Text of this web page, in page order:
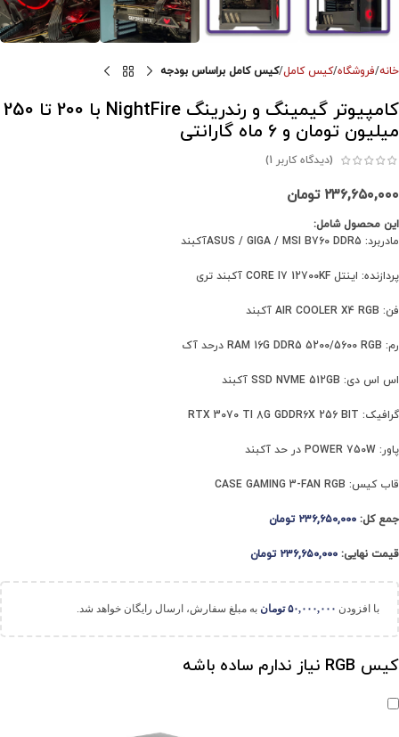
خانه فروشگاه کیس کامل کیس کامل براساس بودجه
کامپیوتر گیمینگ و رندرینگ NightFire با 200 تا 250
میلیون تومان و 6 ماه گارانتی
(دیدگاه کاربر 1
)
۲۳۶,۶۵۰,۰۰۰ تومان
این محصول شامل:
مادربرد: ASUS / GIGA / MSI B760 DDR5آکبند
پردازنده: اینتل CORE I7 12700KF آکبند تری
فن: AIR COOLER X4 RGB آکبند
رم: RAM 16G DDR5 5200/5600 RGB درحد آک
اس اس دی: SSD NVME 512GB آکبند
گرافیک: RTX 3070 TI 8G GDDR6X 256 BIT
پاور: POWER 750W در حد آکبند
قاب کیس: CASE GAMING 3-FAN RGB
جمع کل: ۲۳۶,۶۵۰,۰۰۰ تومان
قیمت نهایی: ۲۳۶,۶۵۰,۰۰۰ تومان
با افزودن ۵۰,۰۰۰,۰۰۰ تومان به مبلغ سفارش، ارسال رایگان خواهد شد.
کیس RGB نیاز ندارم ساده باشه